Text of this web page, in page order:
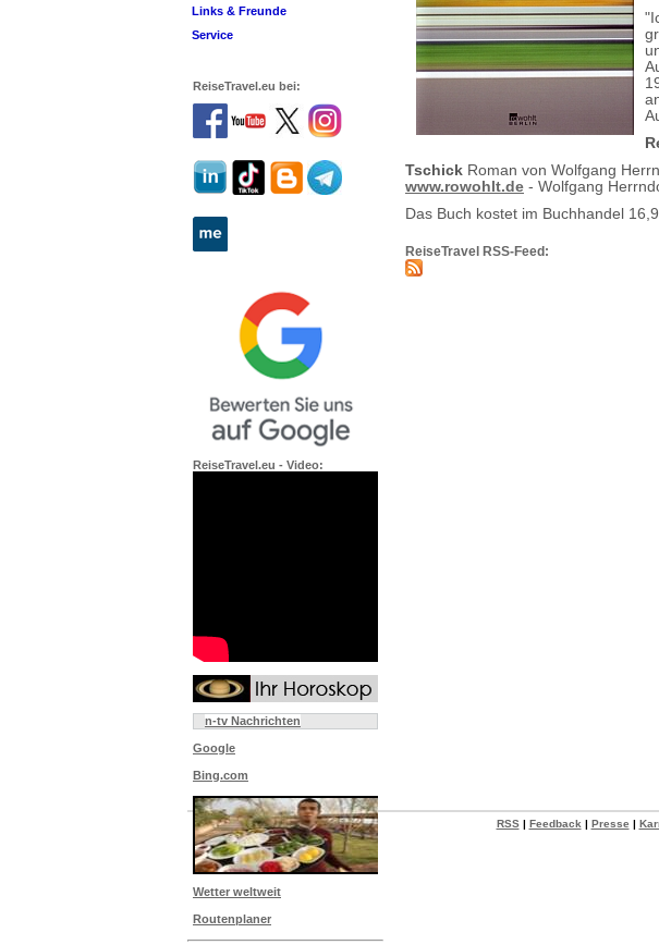
Tschick Roman von Wolfgang
www.rowohlt.de - Wolfgang
Das Buch kostet im Buchhandel
ReiseTravel RSS-Feed:
Links & Freunde
Service
ReiseTravel.eu bei:
ReiseTravel.eu - Video:
n-tv Nachrichten
Google
Bing.com
Wetter weltweit
Routenplaner
RSS| Feedback | Presse |